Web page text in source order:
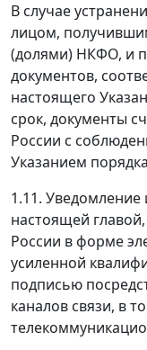
В случае
лицом,
(долями) НКФО, и
документов,
настоящего
срок, документы
России с
Указанием
1.11.
настоящей
России в форме
усиленной
подписью
каналов связи, в